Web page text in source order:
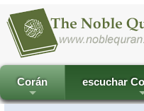
+
Corán
escuchar